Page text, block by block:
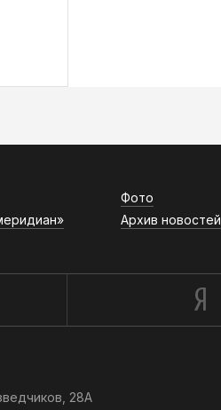
Фото
Архив новостей
28А